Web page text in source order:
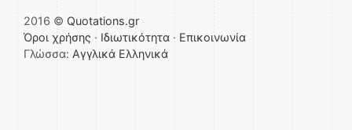
2016 © Quotations.gr
Όροι χρήσης · Ιδιωτικότητα · Επικοινωνία
Γλώσσα: Αγγλικά Ελληνικά